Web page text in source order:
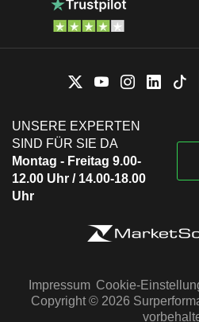
UNSERE EXPERTEN
SIND FÜR SIE DA
Montag - Freitag 9.00-
12.00 Uhr / 14.00-18.00
Uhr
Impressum Cookie-
Copyright © 2026